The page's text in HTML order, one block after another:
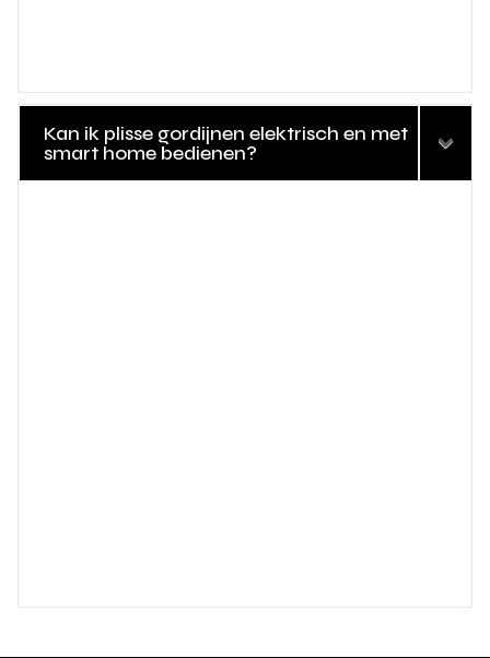
Kan ik plisse gordijnen elektrisch en met
smart home bedienen?